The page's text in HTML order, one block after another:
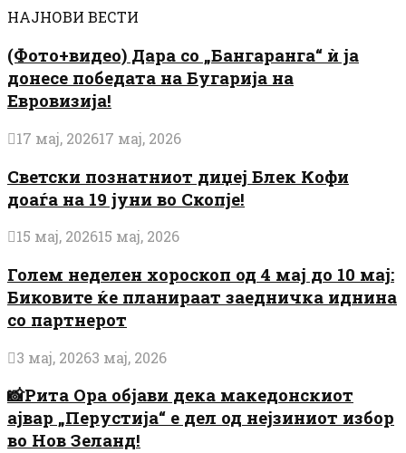
НАЈНОВИ ВЕСТИ
(Фото+видео) Дара со „Бангаранга“ ѝ ја
донесе победата на Бугарија на
Евровизија!
17 мај, 202617 мај, 2026
Светски познатниот диџеј Блек Кофи
доаѓа на 19 јуни во Скопје!
15 мај, 202615 мај, 2026
Голем неделен хороскоп од 4 мај до 10 мај:
Биковите ќе планираат заедничка иднина
со партнерот
3 мај, 20263 мај, 2026
📸Рита Ора објави дека македонскиот
ајвар „Перустија“ е дел од нејзиниот избор
во Нов Зеланд!